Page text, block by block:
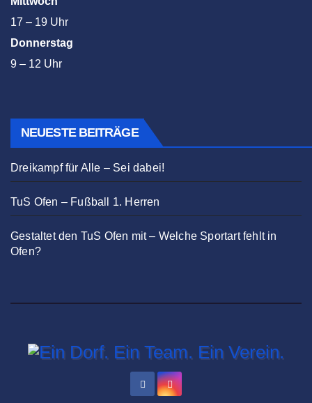
17 – 19 Uhr
Donnerstag
9 – 12 Uhr
NEUESTE BEITRÄGE
Dreikampf für Alle – Sei dabei!
TuS Ofen – Fußball 1. Herren
Gestaltet den TuS Ofen mit – Welche Sportart fehlt in
Ofen?